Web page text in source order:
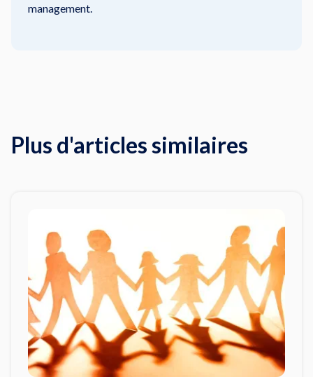
management.
Plus d'articles similaires